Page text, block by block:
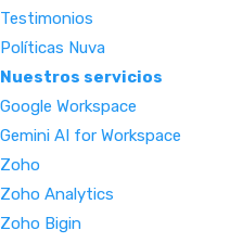
Testimonios
Políticas Nuva
Nuestros servicios
Google Workspace
Gemini AI for Workspace
Zoho
Zoho Analytics
Zoho Bigin